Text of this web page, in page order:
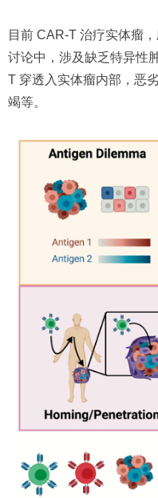
目前 CAR-T 治疗实体瘤
讨论中，涉及缺乏特异性
T 穿透入实体瘤内部，恶
竭等。